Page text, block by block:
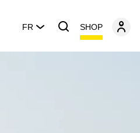
FR SHOP